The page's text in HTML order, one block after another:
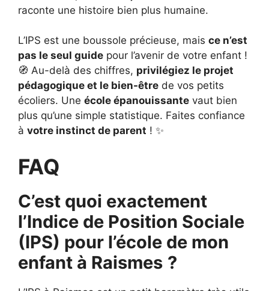
raconte une histoire bien plus humaine.
L’IPS est une boussole précieuse, mais ce n’est
pas le seul guide pour l’avenir de votre enfant !
🧭 Au-delà des chiffres, privilégiez le projet
pédagogique et le bien-être de vos petits
écoliers. Une école épanouissante vaut bien
plus qu’une simple statistique. Faites confiance
à votre instinct de parent ! ✨
FAQ
C’est quoi exactement
l’Indice de Position Sociale
(IPS) pour l’école de mon
enfant à Raismes ?